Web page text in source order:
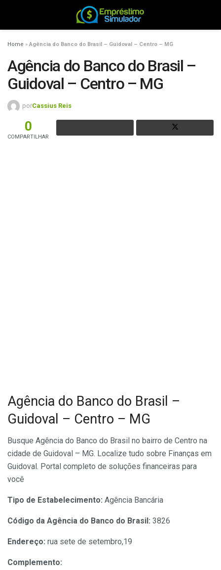
Home » Agência do Banco do Brasil – Guidoval – Centro – MG
Agência do Banco do Brasil –
Guidoval – Centro – MG
porCassius Reis
0
COMPARTILHAR
Agência do Banco do Brasil –
Guidoval – Centro – MG
Busque Agência do Banco do Brasil no bairro de Centro na
cidade de Guidoval – MG. Localize tudo sobre Finanças em
Guidoval. Portal completo de soluções financeiras para
você
Tipo de Estabelecimento: Agência Bancária
Código da Agência do Banco do Brasil: 3826
Endereço: rua sete de setembro,19
Complemento: